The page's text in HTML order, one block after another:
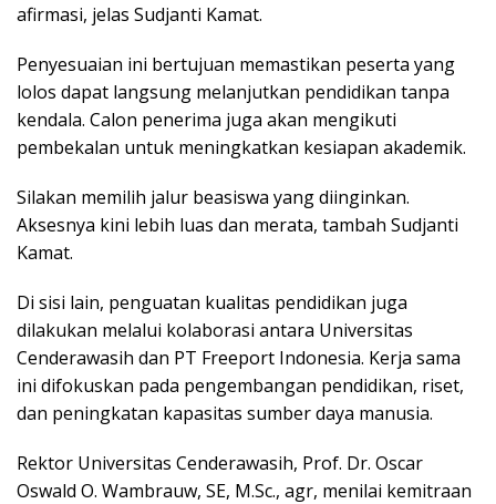
afirmasi, jelas Sudjanti Kamat.
Penyesuaian ini bertujuan memastikan peserta yang
lolos dapat langsung melanjutkan pendidikan tanpa
kendala. Calon penerima juga akan mengikuti
pembekalan untuk meningkatkan kesiapan akademik.
Silakan memilih jalur beasiswa yang diinginkan.
Aksesnya kini lebih luas dan merata, tambah Sudjanti
Kamat.
Di sisi lain, penguatan kualitas pendidikan juga
dilakukan melalui kolaborasi antara Universitas
Cenderawasih dan PT Freeport Indonesia. Kerja sama
ini difokuskan pada pengembangan pendidikan, riset,
dan peningkatan kapasitas sumber daya manusia.
Rektor Universitas Cenderawasih, Prof. Dr. Oscar
Oswald O. Wambrauw, SE, M.Sc., agr, menilai kemitraan